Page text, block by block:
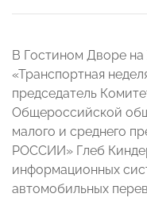
В Гостином Дворе
«Транспортная
председатель
Общероссийской
малого и среднего
РОССИИ» Глеб
информационных
автомобильных